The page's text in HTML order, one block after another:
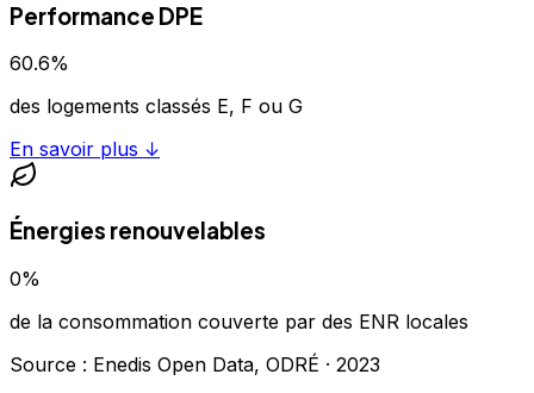
Performance DPE
60.6%
des logements classés E, F ou G
En savoir plus ↓
Énergies renouvelables
0%
de la consommation couverte par des ENR locales
Source : Enedis Open Data, ODRÉ · 2023